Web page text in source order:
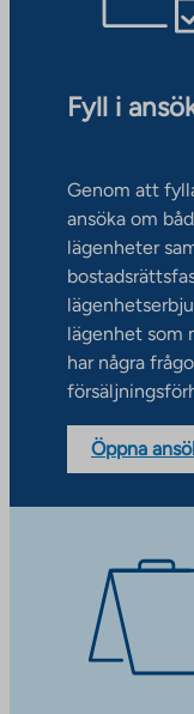
Fyll i
Genom att
ansöka om
lägenheter
lägenhet som
har några
Öppna